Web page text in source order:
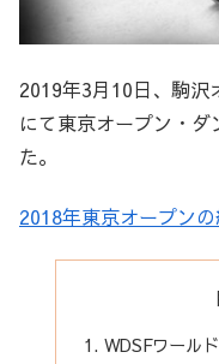
2019年3月10日、駒沢
にて東京オープン・
た。
2018年東京オープン
WDSFワール